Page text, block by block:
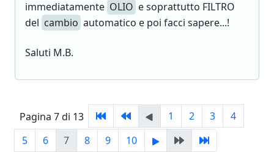
immediatamente OLIO e soprattutto FILTRO
del cambio automatico e poi facci sapere...!
Saluti M.B.
Pagina 7 di 13 1 2 3
4
5
6 7 8 9 10